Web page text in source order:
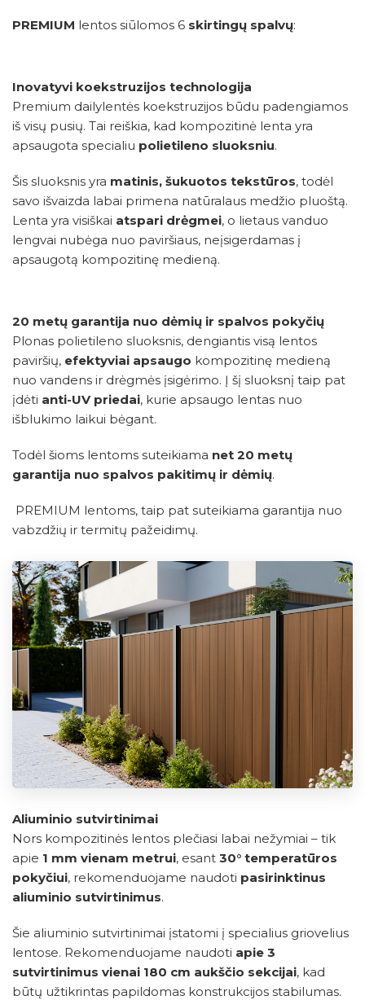
PREMIUM lentos siūlomos 6 skirtingų spalvų:
Inovatyvi koekstruzijos technologija
Premium dailylentės koekstruzijos būdu padengiamos
iš visų pusių. Tai reiškia, kad kompozitinė lenta yra
apsaugota specialiu polietileno sluoksniu.
Šis sluoksnis yra matinis, šukuotos tekstūros, todėl
savo išvaizda labai primena natūralaus medžio pluoštą.
Lenta yra visiškai atspari drėgmei, o lietaus vanduo
lengvai nubėga nuo paviršiaus, neįsigerdamas į
apsaugotą kompozitinę medieną.
20 metų garantija nuo dėmių ir spalvos pokyčių
Plonas polietileno sluoksnis, dengiantis visą lentos
paviršių, efektyviai apsaugo kompozitinę medieną
nuo vandens ir drėgmės įsigėrimo. Į šį sluoksnį taip pat
įdėti anti-UV priedai, kurie apsaugo lentas nuo
išblukimo laikui bėgant.
Todėl šioms lentoms suteikiama net 20 metų
garantija nuo spalvos pakitimų ir dėmių.
PREMIUM lentoms, taip pat suteikiama garantija nuo
vabzdžių ir termitų pažeidimų.
Aliuminio sutvirtinimai
Nors kompozitinės lentos plečiasi labai nežymiai – tik
apie 1 mm vienam metrui, esant 30° temperatūros
pokyčiui, rekomenduojame naudoti pasirinktinus
aliuminio sutvirtinimus.
Šie aliuminio sutvirtinimai įstatomi į specialius griovelius
lentose. Rekomenduojame naudoti apie 3
sutvirtinimus vienai 180 cm aukščio sekcijai, kad
būtų užtikrintas papildomas konstrukcijos stabilumas.